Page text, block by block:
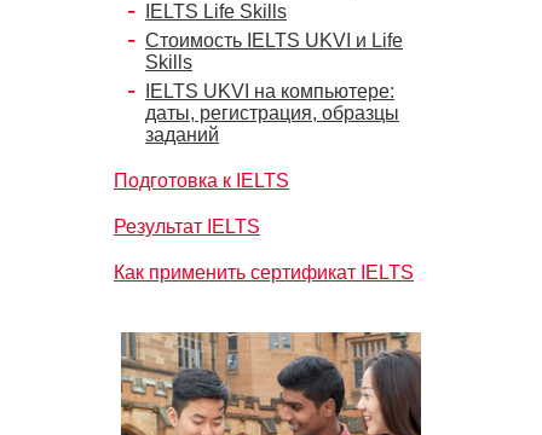
IELTS Life Skills
Стоимость IELTS UKVI и Life
Skills
IELTS UKVI на компьютере:
даты, регистрация, образцы
заданий
Подготовка к IELTS
Результат IELTS
Как применить сертификат IELTS